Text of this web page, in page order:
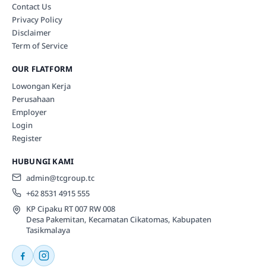
Contact Us
Privacy Policy
Disclaimer
Term of Service
OUR FLATFORM
Lowongan Kerja
Perusahaan
Employer
Login
Register
HUBUNGI KAMI
admin@tcgroup.tc
+62 8531 4915 555
KP Cipaku RT 007 RW 008
Desa Pakemitan, Kecamatan Cikatomas, Kabupaten
Tasikmalaya